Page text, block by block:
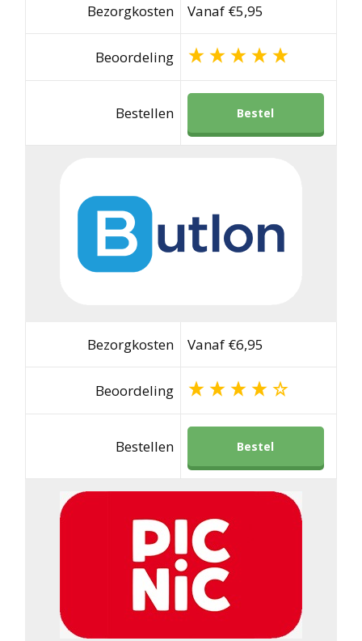
Bezorgkosten Vanaf €5,95
Beoordeling
Bestellen Bestel
Bezorgkosten Vanaf €6,95
Beoordeling
Bestellen Bestel